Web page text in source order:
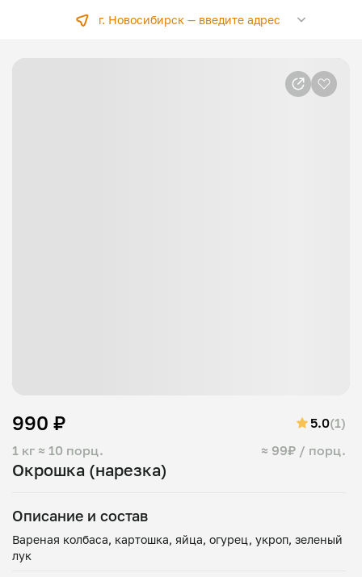
г. Новосибирск —введите адрес
Окрошка (нарезка)
1 кг ≈ 10 порц. ≈ 99₽ / порц.
990 ₽ 5.0(1)
Описание и состав
Вареная колбаса, картошка, яйца, огурец, укроп, зеленый